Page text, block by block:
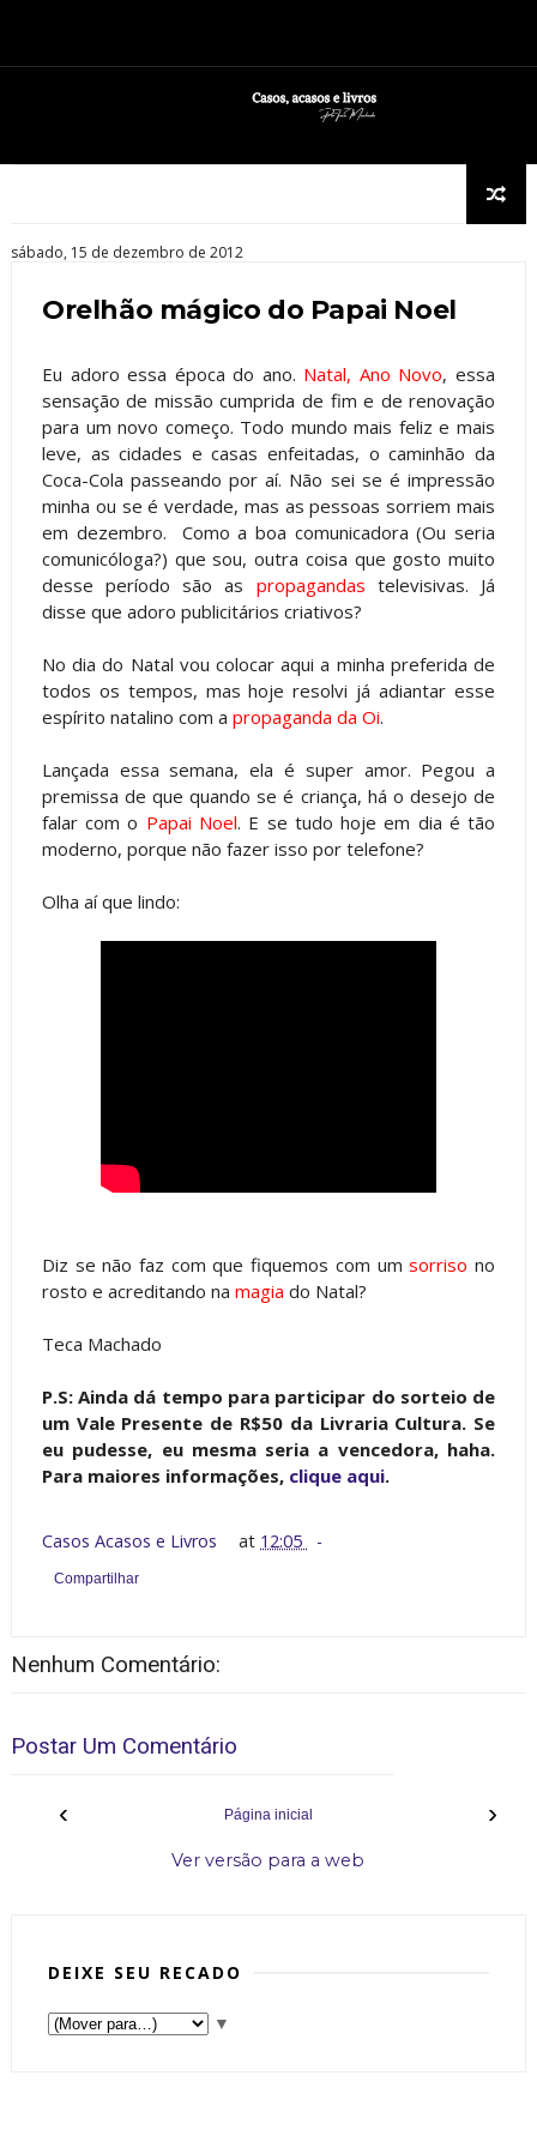
sábado, 15 de dezembro de 2012
Orelhão mágico do Papai Noel
Eu adoro essa época do ano. Natal, Ano Novo, essa
sensação de missão cumprida de fim e de renovação
para um novo começo. Todo mundo mais feliz e mais
leve, as cidades e casas enfeitadas, o caminhão da
Coca-Cola passeando por aí. Não sei se é impressão
minha ou se é verdade, mas as pessoas sorriem mais
em dezembro. Como a boa comunicadora (Ou seria
comunicóloga?) que sou, outra coisa que gosto muito
desse período são as propagandas televisivas. Já
disse que adoro publicitários criativos?
No dia do Natal vou colocar aqui a minha preferida de
todos os tempos, mas hoje resolvi já adiantar esse
espírito natalino com a propaganda da Oi.
Lançada essa semana, ela é super amor. Pegou a
premissa de que quando se é criança, há o desejo de
falar com o Papai Noel. E se tudo hoje em dia é tão
moderno, porque não fazer isso por telefone?
Olha aí que lindo:
Diz se não faz com que fiquemos com umsorriso no
rosto e acreditando na magia do Natal?
Teca Machado
P.S: Ainda dá tempo para participar do sorteio de
um Vale Presente de R$50 da Livraria Cultura. Se
eu pudesse, eu mesma seria a vencedora, haha.
Para maiores informações, clique aqui.
Casos Acasos e Livros at 12:05
Compartilhar
Nenhum Comentário:
Postar Um Comentário
‹ ›
Página inicial
Ver versão para a web
DEIXE SEU RECADO
▼